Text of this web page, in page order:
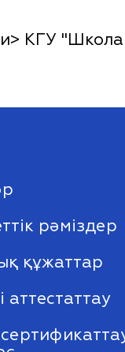
КГУ
рәміздер
құжаттар
аттестаттау